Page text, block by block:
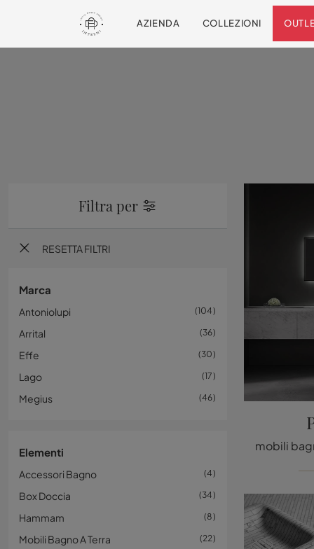
AZIENDA COLLEZIONI
Filtra per
RESETTA FILTRI
Marca
Antoniolupi 104
Arrital 36
Effe 30
Lago 17
Megius 46
Elementi
Accessori Bagno 4
Box Doccia 34
Hammam 8
Mobili Bagno A Terra 22